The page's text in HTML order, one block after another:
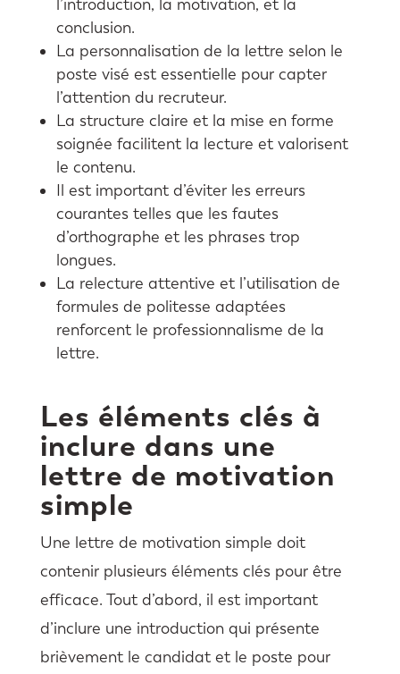
l’introduction, la motivation, et la
conclusion.
La personnalisation de la lettre selon le
poste visé est essentielle pour capter
l’attention du recruteur.
La structure claire et la mise en forme
soignée facilitent la lecture et valorisent
le contenu.
Il est important d’éviter les erreurs
courantes telles que les fautes
d’orthographe et les phrases trop
longues.
La relecture attentive et l’utilisation de
formules de politesse adaptées
renforcent le professionnalisme de la
lettre.
Les éléments clés à
inclure dans une
lettre de motivation
simple
Une lettre de motivation simple doit
contenir plusieurs éléments clés pour être
efficace. Tout d’abord, il est important
d’inclure une introduction qui présente
brièvement le candidat et le poste pour